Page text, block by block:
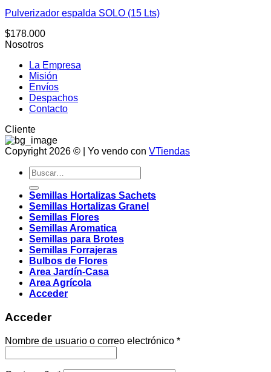
Pulverizador espalda SOLO (15 Lts)
$178.000
Nosotros
La Empresa
Misión
Envíos
Despachos
Contacto
Cliente
Copyright 2026 © | Yo vendo con VTiendas
Buscar
por:
Semillas Hortalizas Sachets
Semillas Hortalizas Granel
Semillas Flores
Semillas Aromatica
Semillas para Brotes
Semillas Forrajeras
Bulbos de Flores
Area Jardín-Casa
Area Agrícola
Acceder
Acceder
Nombre de usuario o correo electrónico *Obligatorio